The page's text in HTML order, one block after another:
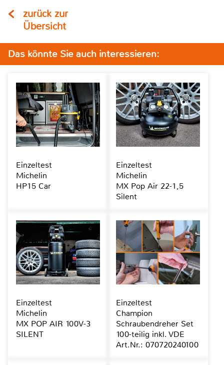
zurück zur
Übersicht
Das könnte Sie auch interessieren:
Einzeltest
Michelin
HP15 Car
Einzeltest
Michelin
MX Pop Air 22-1,5
Silent
Einzeltest
Michelin
MX POP AIR 100V-3
SILENT
Einzeltest
Champion
Schraubendreher Set
100-teilig inkl. VDE
Art.Nr.: 070720240100